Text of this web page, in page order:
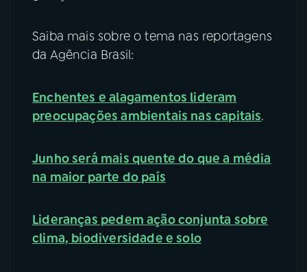
Saiba mais sobre o tema nas reportagens
da Agência Brasil:
Enchentes e alagamentos lideram
preocupações ambientais nas capitais.
Junho será mais quente do que a média
na maior parte do país
Lideranças pedem ação conjunta sobre
clima, biodiversidade e solo